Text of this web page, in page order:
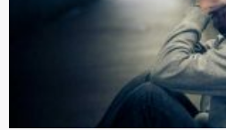
שבו נגרם נזק כתוצאה
רלבנטיים לנושא האחריות
נזקי הרכוש. בכל הנוגע
לקבלת פיצוי מחברת הביטוח
בביטוח חובה.